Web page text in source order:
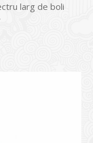
larg de boli